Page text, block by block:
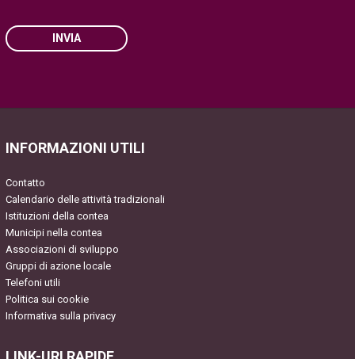
INVIA
empty.
INFORMAZIONI UTILI
Contatto
Calendario delle attività tradizionali
Istituzioni della contea
Municipi nella contea
Associazioni di sviluppo
Gruppi di azione locale
Telefoni utili
Politica sui cookie
Informativa sulla privacy